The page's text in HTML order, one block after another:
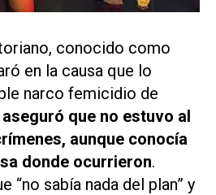
conocido como
en la causa que lo
narco femicidio de
aseguró que no estuvo al
aunque conocía
donde ocurrieron.
“no sabía nada del plan” y